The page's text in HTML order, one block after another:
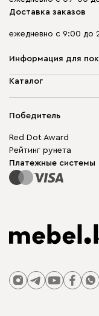
Доставка заказов
ежедневно с 9:00 до
Информация для
О компании
Гарантия
Для бизнеса
Карта сайта
Каталог
Корпусная мебель
Модульная мебель
Столы и стулья
Победитель
Red Dot Award
Рейтинг рунета
Платежные системы